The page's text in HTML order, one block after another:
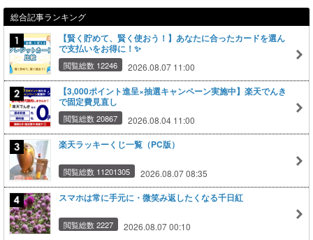
総合記事ランキング
【賢く貯めて、賢く使おう！】あなたに合ったカードを選ん
で支払いをお得に！✨
閲覧総数 12246 2026.08.07 11:00
【3,000ポイント進呈×抽選キャンペーン実施中】楽天でんき
で固定費見直し
閲覧総数 20867 2026.08.04 11:00
楽天ラッキーくじ一覧（PC版）
閲覧総数 11201305 2026.08.07 08:35
スマホは常に手元に・微笑み返したくなる千日紅
閲覧総数 2227 2026.08.07 00:10